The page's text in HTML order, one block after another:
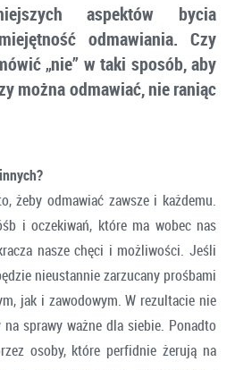
aspektów bycia
odmawiania. Czy
„nie” w taki sposób, aby
można odmawiać, nie raniąc
żeby odmawiać zawsze i każdemu.
i oczekiwań, które ma wobec nas
nasze chęci i możliwości. Jeśli
nieustannie zarzucany prośbami
jak i zawodowym. W rezultacie nie
na sprawy ważne dla siebie. Ponadto
osoby, które perfidnie żerują na